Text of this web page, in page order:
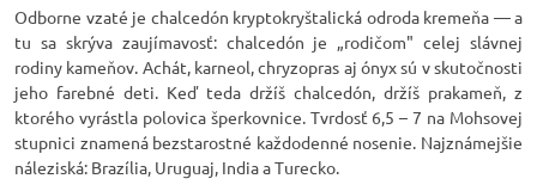
Odborne vzaté je chalcedón kryptokryštalická odroda kremeňa — a
tu sa skrýva zaujímavosť: chalcedón je „rodičom" celej slávnej
rodiny kameňov. Achát, karneol, chryzopras aj ónyx sú v skutočnosti
jeho farebné deti. Keď teda držíš chalcedón, držíš prakameň, z
ktorého vyrástla polovica šperkovnice. Tvrdosť 6,5 – 7 na Mohsovej
stupnici znamená bezstarostné každodenné nosenie. Najznámejšie
náleziská: Brazília, Uruguaj, India a Turecko.